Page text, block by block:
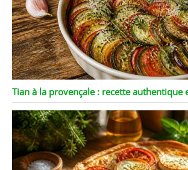
Tian à la provençale : recette authentique